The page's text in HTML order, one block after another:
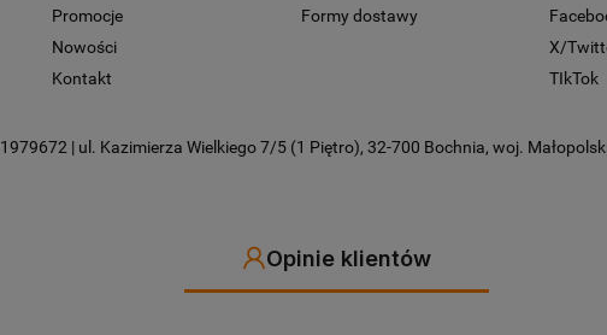
Promocje
Nowości
Kontakt
Formy dostawy
X/
TIkTok
| ul. Kazimierza Wielkiego 7/5 (1 Piętro), 32-700 Bochnia, woj.
Opinie klientów